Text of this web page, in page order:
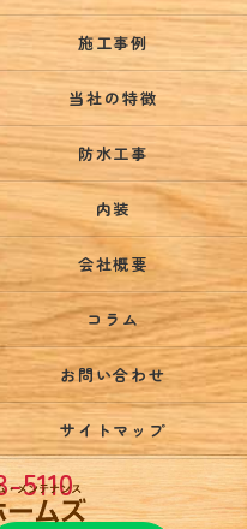
5110
施工事例
当社の特徴
防水工事
内装
会社概要
コラム
お問い合わせ
サイトマップ